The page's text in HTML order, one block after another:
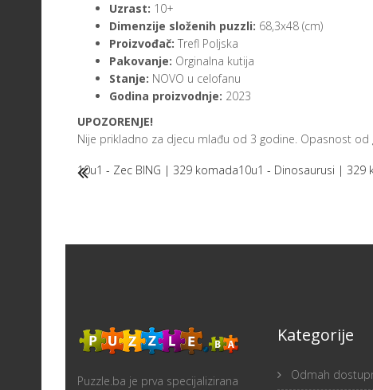
Uzrast: 10+
Dimenzije složenih puzzli: 68,3x48 (cm)
Proizvođač: Trefl Poljska
Pakovanje: Orginalna kutija
Stanje: NOVO u celofanu
Godina proizvodnje: 2023
UPOZORENJE!
Nije prikladno za djecu mlađu od 3 godine. Opasnost od
10u1 - Zec BING | 329 komada10u1 - Dinosaurusi | 329
Puzzle.ba je prva specijalizirana
Kategorije
Odmah